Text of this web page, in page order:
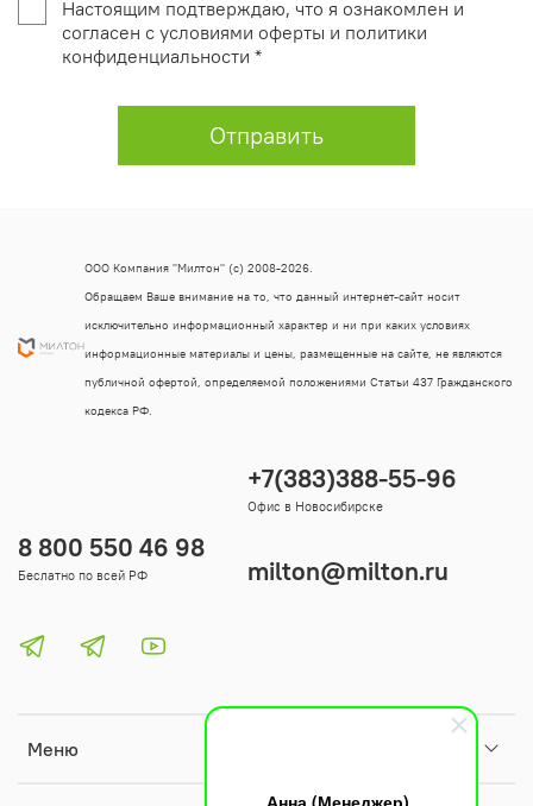
Анна (Менеджер)
Настоящим подтверждаю, что я ознакомлен и
согласен с условиями оферты и политики
конфиденциальности *
Отправить
Меню
8 800 550 46 98
Беслатно по всей РФ
+7(383)388-55-96
Офис в Новосибирске
milton@milton.ru
ООО Компания "Милтон" (с) 2008-2026.
Обращаем Ваше внимание на то, что данный интернет-сайт носит
исключительно информационный характер и ни при каких условиях
информационные материалы и цены, размещенные на сайте, не являются
публичной офертой, определяемой положениями Статьи 437 Гражданского
кодекса РФ.